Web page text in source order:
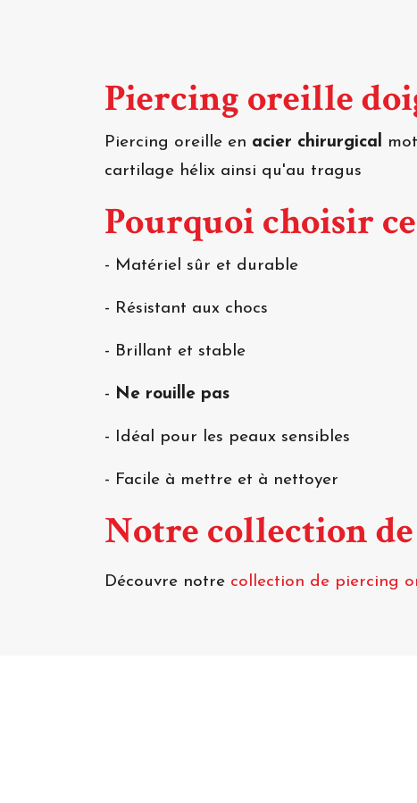
Piercing oreille
Piercing oreille en acier chirurgical
cartilage hélix ainsi qu'au tragus
Pourquoi choisir
- Matériel sûr et durable
- Résistant aux chocs
- Brillant et stable
- Ne rouille pas
- Idéal pour les peaux sensibles
- Facile à mettre et à nettoyer
Notre collection
Découvre notre collection de piercing